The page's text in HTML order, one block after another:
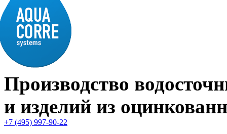
Производство
и изделий из
+7 (495) 997-90-22